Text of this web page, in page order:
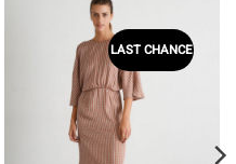
LAST CHANCE